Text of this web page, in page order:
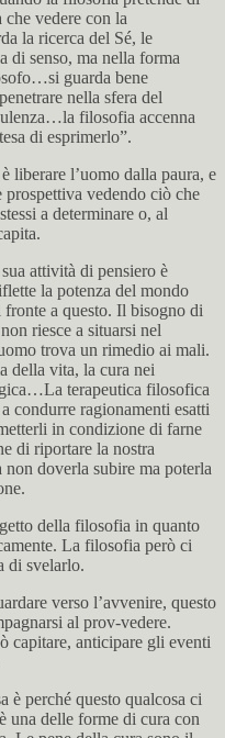
che vedere con la
la ricerca del Sé, le
di senso, ma nella forma
guarda bene
nella sfera del
filosofia accenna
di esprimerlo”.
liberare l’uomo dalla paura, e
vedendo ciò che
a determinare o, al
attività di pensiero è
la potenza del mondo
fronte a questo. Il bisogno di
riesce a situarsi nel
trova un rimedio ai mali.
della vita, la cura nei
terapeutica filosofica
condurre ragionamenti esatti
in condizione di farne
di riportare la nostra
doverla subire ma poterla
della filosofia in quanto
La filosofia però ci
di svelarlo.
verso l’avvenire, questo
al prov-vedere.
capitare, anticipare gli eventi
è perché questo qualcosa ci
una delle forme di cura con